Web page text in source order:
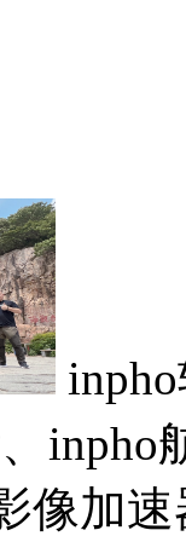
inpho
像加